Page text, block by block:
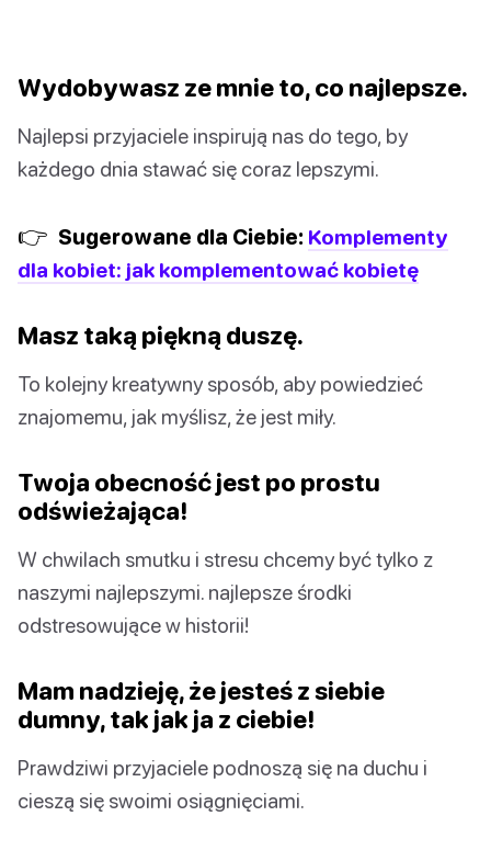
Wydobywasz ze mnie to, co najlepsze.
Najlepsi przyjaciele inspirują nas do tego, by
każdego dnia stawać się coraz lepszymi.
👉 Sugerowane dla Ciebie: Komplementy
dla kobiet: jak komplementować kobietę
Masz taką piękną duszę.
To kolejny kreatywny sposób, aby powiedzieć
znajomemu, jak myślisz, że jest miły.
Twoja obecność jest po prostu
odświeżająca!
W chwilach smutku i stresu chcemy być tylko z
naszymi najlepszymi. najlepsze środki
odstresowujące w historii!
Mam nadzieję, że jesteś z siebie
dumny, tak jak ja z ciebie!
Prawdziwi przyjaciele podnoszą się na duchu i
cieszą się swoimi osiągnięciami.